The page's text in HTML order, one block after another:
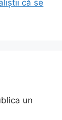
că se
un